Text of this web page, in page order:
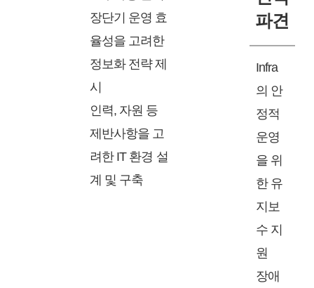
장단기 운영 효
율성을 고려한
정보화 전략 제
시
인력, 자원 등
제반사항을 고
려한 IT 환경 설
계 및 구축
파견
Infra
의 안
정적
운영
을 위
한 유
지보
수 지
원
장애